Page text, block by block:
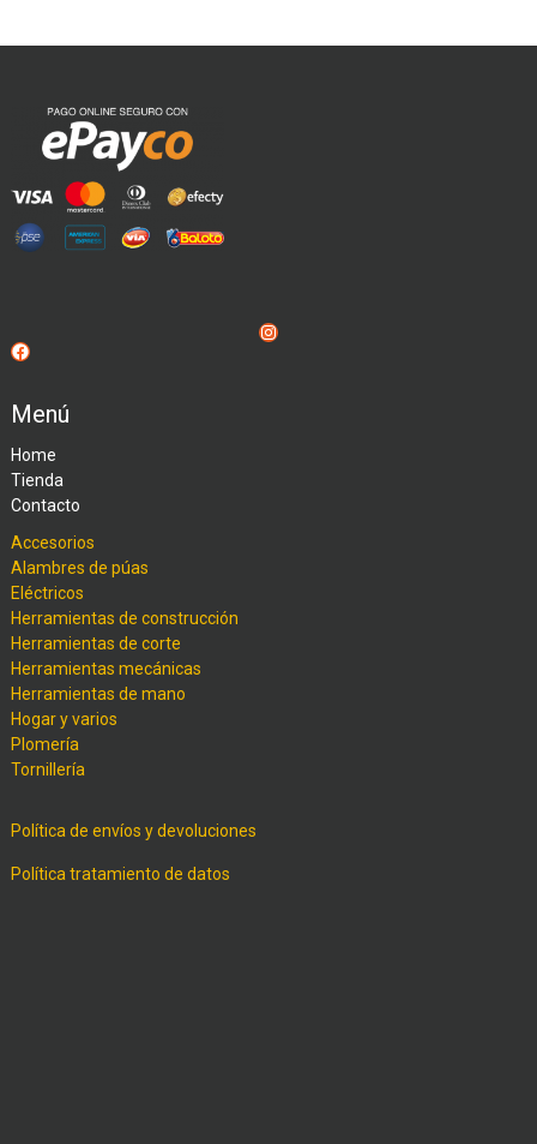
Instagram
Facebook
Menú
Home
Tienda
Contacto
Accesorios
Alambres de púas
Eléctricos
Herramientas de construcción
Herramientas de corte
Herramientas mecánicas
Herramientas de mano
Hogar y varios
Plomería
Tornillería
Política de envíos y devoluciones
Política tratamiento de datos